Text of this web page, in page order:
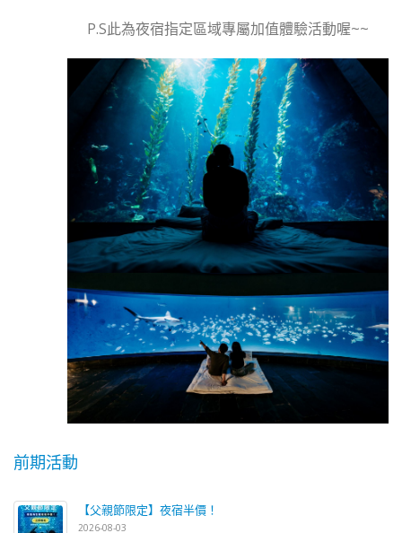
P.S此為夜宿指定區域專屬加值體驗活動喔~~
前期活動
【父親節限定】夜宿半價！
2026-08-03